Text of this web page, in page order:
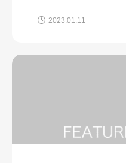
2023.01.11